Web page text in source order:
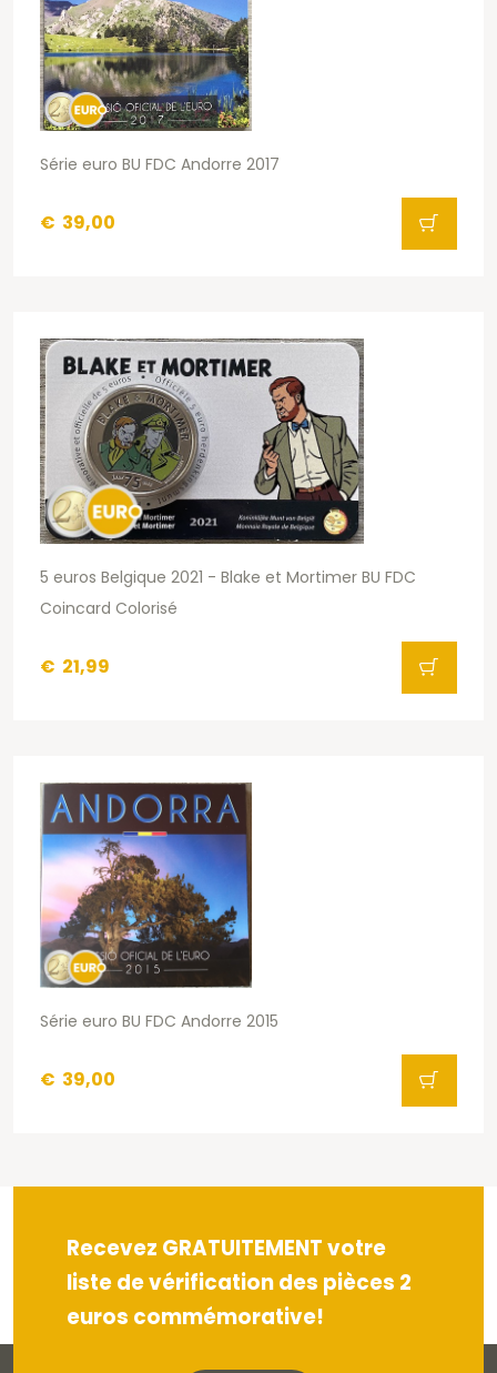
Série euro BU FDC Andorre 2017
€ 39,00
5 euros Belgique 2021 - Blake et Mortimer BU FDC
Coincard Colorisé
€ 21,99
Série euro BU FDC Andorre 2015
€ 39,00
Recevez GRATUITEMENT votre
liste de vérification des pièces 2
euros commémorative!